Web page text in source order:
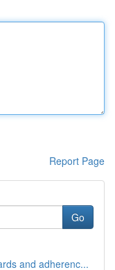
Report Page
Go
and adherenc...